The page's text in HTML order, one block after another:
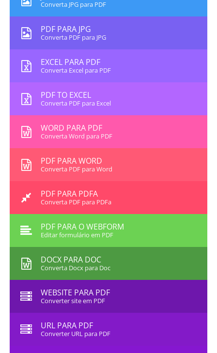
Converta JPG para PDF
PDF PARA JPG
Converta PDF para JPG
EXCEL PARA PDF
Converta Excel para PDF
PDF TO EXCEL
Converta PDF para Excel
WORD PARA PDF
Converta Word para PDF
PDF PARA WORD
Converta PDF para Word
PDF PARA PDFA
Converta PDF para PDFa
PDF PARA O WEBFORM
Editar formulário em PDF
DOCX PARA DOC
Converta Docx para Doc
WEBSITE PARA PDF
Converter site em PDF
URL PARA PDF
Converter URL para PDF